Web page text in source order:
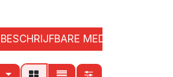
BESCHRIJFBARE MEDIA